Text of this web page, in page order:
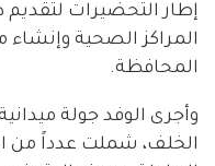
إطار التحضيرات
المراكز الصحية
المحافظة.
وأجرى الوفد جولة
الخلف، شملت عدداً من